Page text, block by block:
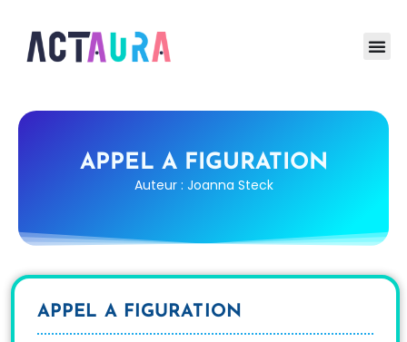
APPEL A FIGURATION
Auteur : Joanna Steck
APPEL A FIGURATION